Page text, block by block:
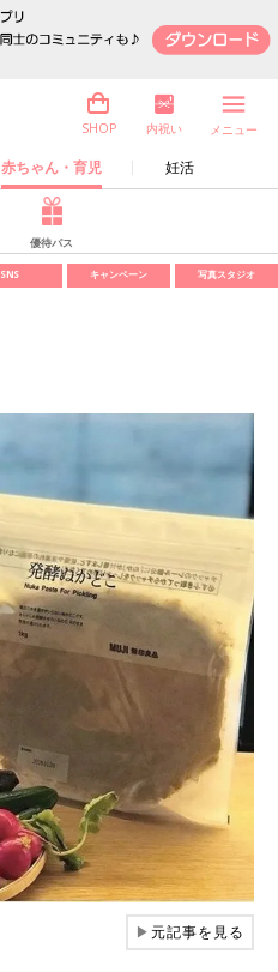
赤ちゃん・育児 妊活
SHOP 内祝い メニュー
優待パス
SNS キャンペーン 写真スタジオ
▶元記事を見る